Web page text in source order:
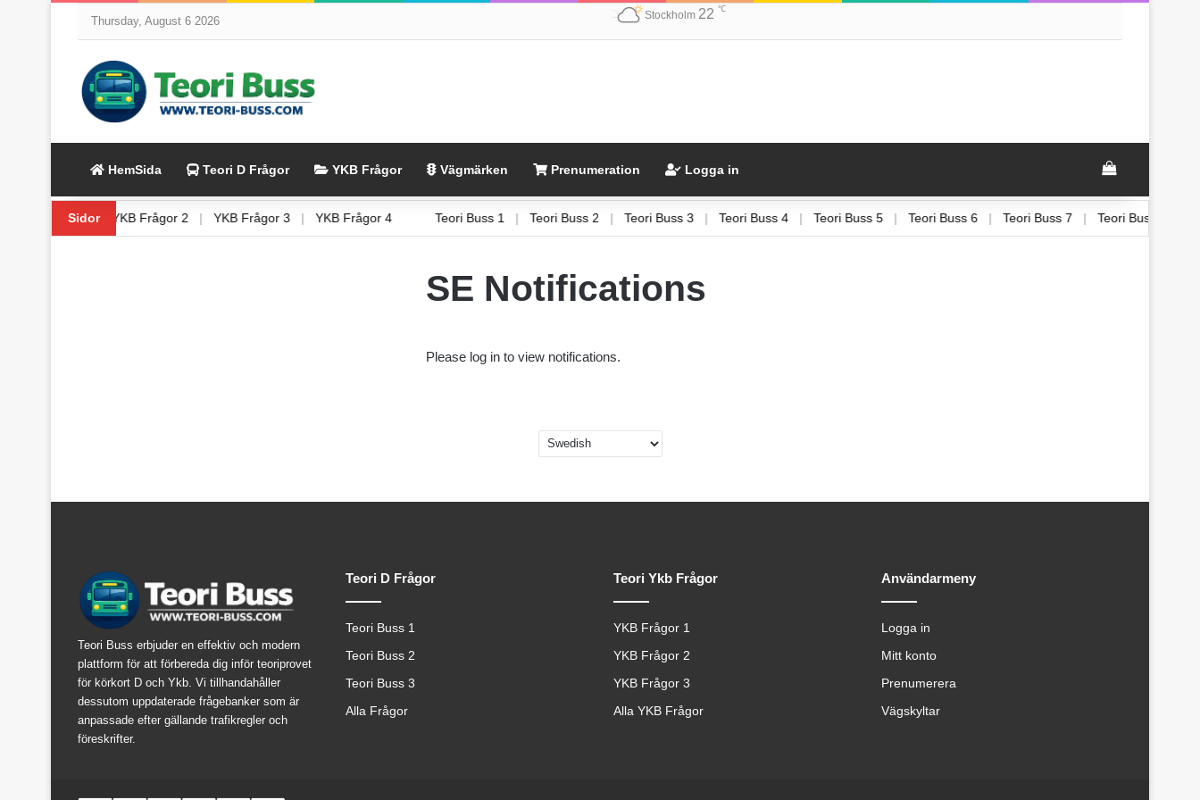
Thursday, August 6 2026 Stockholm 22 ℃
HemSida Teori D Frågor YKB Frågor Vägmärken Prenumeration Logga in View your
Sidor
YKB Frågor 1 YKB Frågor 2 | YKB Frågor 3 | YKB Frågor 4 Teori Buss 1 | Teori Buss 2 | Teori Buss 3 | Teori Buss 4 | Teori Buss 5 | Teori Buss 6 | Teori Buss 7 | Teori Buss 8
SE Notifications
Please log in to view notifications.
Teori Buss erbjuder en effektiv och modern
plattform för att förbereda dig inför teoriprovet
för körkort D och Ykb. Vi tillhandahåller
dessutom uppdaterade frågebanker som är
anpassade efter gällande trafikregler och
föreskrifter.
Teori D Frågor
Teori Buss 1
Teori Buss 2
Teori Buss 3
Alla Frågor
Teori Ykb Frågor
YKB Frågor 1
YKB Frågor 2
YKB Frågor 3
Alla YKB Frågor
Användarmeny
Logga in
Mitt konto
Prenumerera
Vägskyltar